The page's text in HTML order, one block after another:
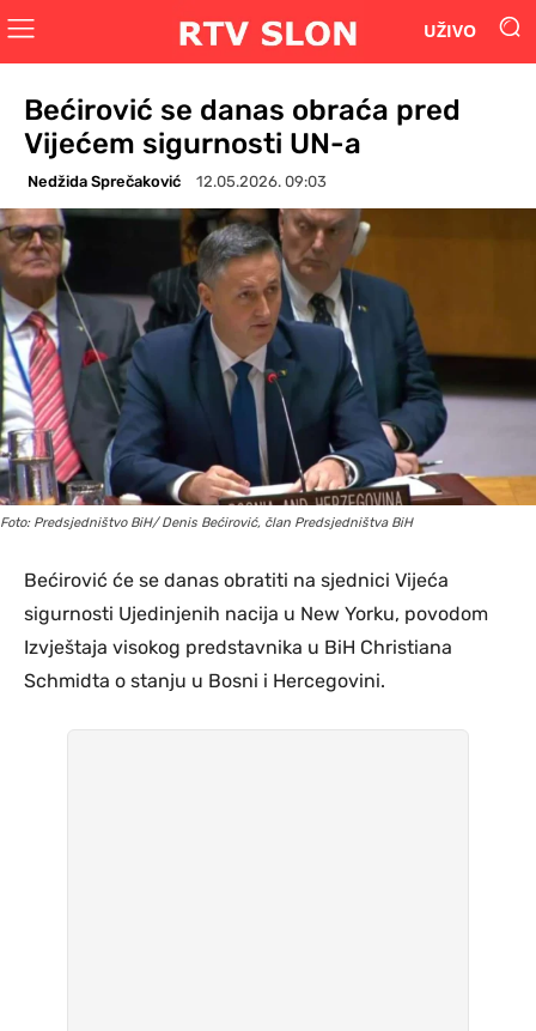
UŽIVO
Bećirović se danas obraća pred
Vijećem sigurnosti UN-a
Nedžida Sprečaković 12.05.2026. 09:03
Foto: Predsjedništvo BiH/ Denis Bećirović, član Predsjedništva BiH
Bećirović će se danas obratiti na sjednici Vijeća
sigurnosti Ujedinjenih nacija u New Yorku, povodom
Izvještaja visokog predstavnika u BiH Christiana
Schmidta o stanju u Bosni i Hercegovini.